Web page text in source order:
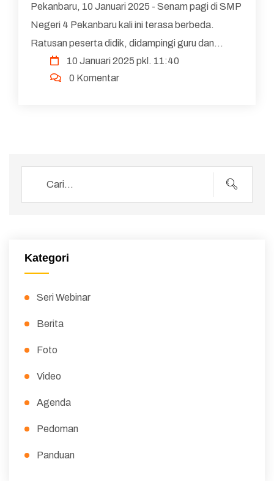
Pekanbaru, 10 Januari 2025 - Senam pagi di SMP
Negeri 4 Pekanbaru kali ini terasa berbeda.
Ratusan peserta didik, didampingi guru dan
tenaga kependidikan melakukan Senam Anak
Indonesia Hebat (SAIH) be...
10 Januari 2025 pkl. 11:40
0 Komentar
Kategori
Seri Webinar
Berita
Foto
Video
Agenda
Pedoman
Panduan